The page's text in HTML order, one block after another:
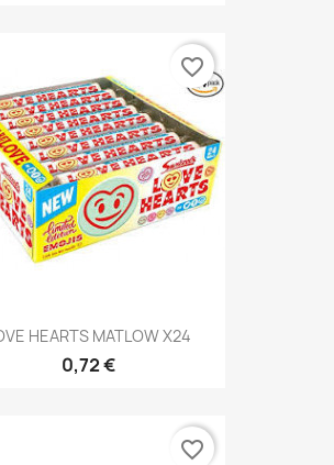
HEARTS MATLOW X24
0,72 €
favorite_border
favorite_border